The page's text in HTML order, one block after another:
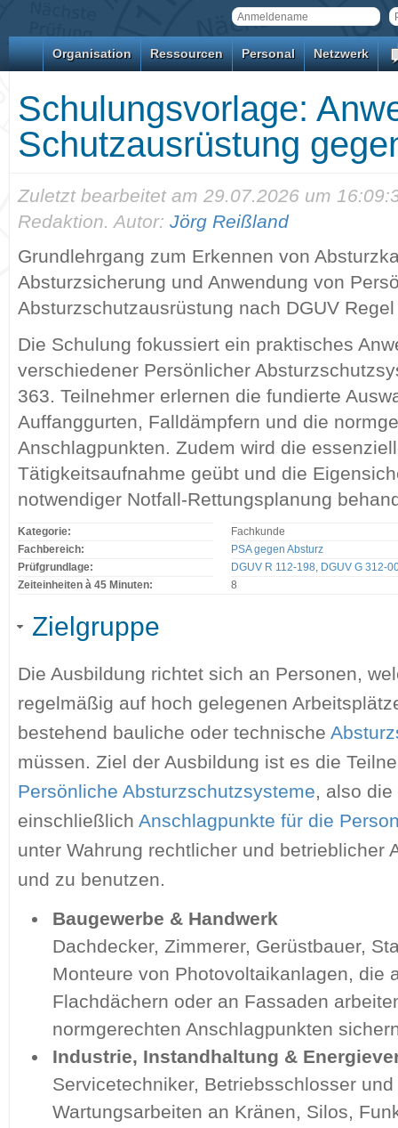
Organisation Ressourcen Personal Netzwerk
Schulungsvorlage:
Schutzausrüstung
Zuletzt bearbeitet am 29.07.2026 um
Redaktion. Autor: Jörg Reißland
Grundlehrgang zum Erkennen von
Absturzsicherung und Anwendung von
Absturzschutzausrüstung nach DGUV
Die Schulung fokussiert ein praktisches
verschiedener Persönlicher
363. Teilnehmer erlernen die fundierte
Auffanggurten, Falldämpfern und die
Anschlagpunkten. Zudem wird die
Tätigkeitsaufnahme geübt und die
notwendiger Notfall-Rettungsplanung
Kategorie:
Fachkunde
Fachbereich:
PSA gegen Absturz
Prüfgrundlage:
DGUV R 112-198, DGUV G 312-
Zeiteinheiten à 45 Minuten:
8
Zielgruppe
Die Ausbildung richtet sich an Personen,
regelmäßig auf hoch gelegenen
bestehend bauliche oder technische
müssen. Ziel der Ausbildung ist es die
Persönliche Absturzschutzsysteme, also die
einschließlich Anschlagpunkte für die
unter Wahrung rechtlicher und betrieblicher
und zu benutzen.
Baugewerbe & Handwerk
Dachdecker, Zimmerer, Gerüstbauer,
Monteure von Photovoltaikanlagen, die
Flachdächern oder an Fassaden
normgerechten Anschlagpunkten
Industrie, Instandhaltung &
Servicetechniker, Betriebsschlosser
Wartungsarbeiten an Kränen, Silos,